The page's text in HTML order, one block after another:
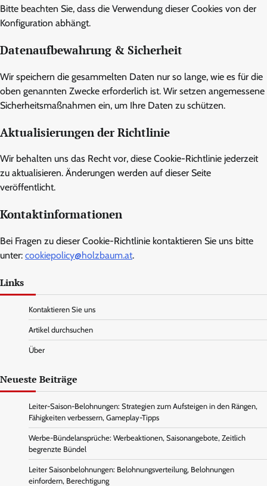
Bitte beachten Sie, dass die Verwendung dieser Cookies von der
Konfiguration abhängt.
Datenaufbewahrung & Sicherheit
Wir speichern die gesammelten Daten nur so lange, wie es für die
oben genannten Zwecke erforderlich ist. Wir setzen angemessene
Sicherheitsmaßnahmen ein, um Ihre Daten zu schützen.
Aktualisierungen der Richtlinie
Wir behalten uns das Recht vor, diese Cookie-Richtlinie jederzeit
zu aktualisieren. Änderungen werden auf dieser Seite
veröffentlicht.
Kontaktinformationen
Bei Fragen zu dieser Cookie-Richtlinie kontaktieren Sie uns bitte
unter: cookiepolicy@holzbaum.at.
Links
Kontaktieren Sie uns
Artikel durchsuchen
Über
Neueste Beiträge
Leiter-Saison-Belohnungen: Strategien zum Aufsteigen in den Rängen,
Fähigkeiten verbessern, Gameplay-Tipps
Werbe-Bündelansprüche: Werbeaktionen, Saisonangebote, Zeitlich
begrenzte Bündel
Leiter Saisonbelohnungen: Belohnungsverteilung, Belohnungen
einfordern, Berechtigung